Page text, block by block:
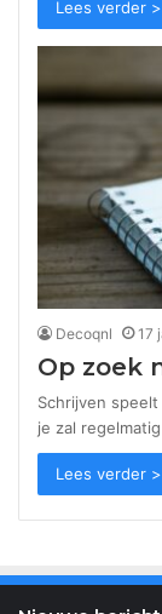
Lees verder >
Decoqnl 17
Op zoek
Schrijven
je zal
Lees verder >